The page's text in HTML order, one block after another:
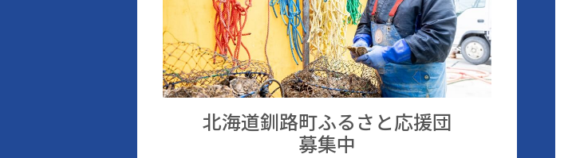
北海道釧路町ふるさと応援団
募集中